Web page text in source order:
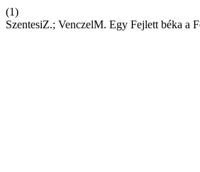
(1)
SzentesiZ.; VenczelM. Egy Fejlett béka a